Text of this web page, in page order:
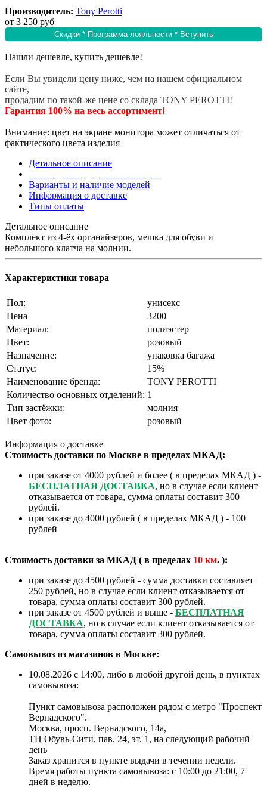
Производитель: Tony Perotti
от 3 250 руб
Скидки * Программа лояльности * Вступить
Нашли дешевле, купить дешевле!
Если Вы увидели цену ниже, чем на нашем официальном
сайте,
продадим по такой-же цене со склада TONY PEROTTI!
Гарантия 100% на весь ассортимент!
Внимание: цвет на экране монитора может отличаться от
фактического цвета изделия
Детальное описание
Варианты и наличие моделей
Информация о доставке
Типы оплаты
Детальное описание
Комплект из 4-ёх органайзеров, мешка для обуви и
небольшого клатча на молнии.
Характеристики товара
Пол:
унисекс
Цена
3200
Материал:
полиэстер
Цвет:
розовый
Назначение:
упаковка багажа
Статус:
15%
Наименование бренда:
TONY PEROTTI
Количество основных отделений: 1
Тип застёжки:
молния
Цвет фото:
розовый
Информация о доставке
Стоимость доставки по Москве в пределах МКАД:
при заказе от 4000 рублей и более ( в пределах МКАД ) -
БЕСПЛАТНАЯ ДОСТАВКА, но в случае если клиент
отказывается от товара, сумма оплаты составит 300
рублей.
при заказе до 4000 рублей ( в пределах МКАД ) - 100
рублей
Стоимость доставки за МКАД ( в пределах 10 км. ):
при заказе до 4500 рублей - сумма доставки составляет
250 рублей, но в случае если клиент отказывается от
товара, сумма оплаты составит 300 рублей.
при заказе от 4500 рублей и выше - БЕСПЛАТНАЯ
ДОСТАВКА, но в случае если клиент отказывается от
товара, сумма оплаты составит 300 рублей.
Самовывоз из магазинов в Москве:
10.08.2026 с 14:00, либо в любой другой день, в пунктах
самовывоза:
Пункт самовывоза расположен рядом с метро "Проспект
Вернадского".
Москва, просп. Вернадского, 14а,
ТЦ Обувь-Сити, пав. 24, эт. 1, на следующий рабочий
день
Заказ хранится в пункте выдачи в течении недели.
Время работы пункта самовывоза: с 10:00 до 21:00, 7
дней в неделю.